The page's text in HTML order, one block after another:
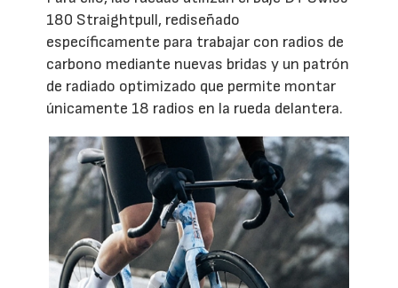
180 Straightpull, rediseñado
específicamente para trabajar con radios de
carbono mediante nuevas bridas y un patrón
de radiado optimizado que permite montar
únicamente 18 radios en la rueda delantera.